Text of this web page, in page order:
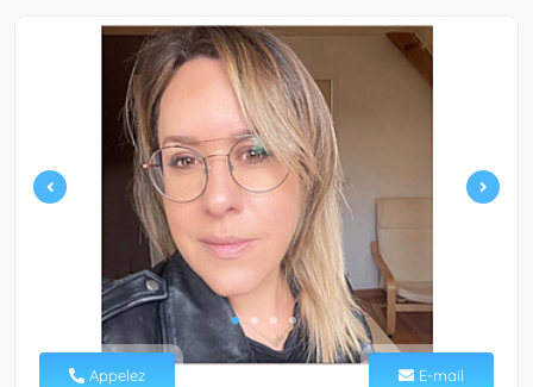
Appelez E-mail